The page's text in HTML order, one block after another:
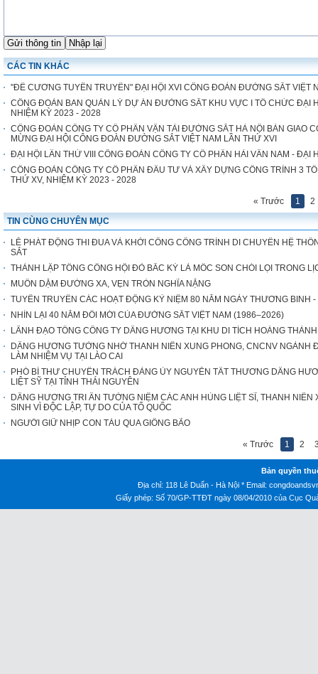
CÁC TIN KHÁC
"ĐỀ CƯƠNG TUYÊN TRUYỀN" ĐẠI HỘI XVI CÔNG ĐOÀN ĐƯỜNG SẮT VIỆT
CÔNG ĐOÀN BAN QUẢN LÝ DỰ ÁN ĐƯỜNG SẮT KHU VỰC I TỔ CHỨC ĐẠI
NHIỆM KỲ 2023 - 2028
CÔNG ĐOÀN CÔNG TY CỔ PHẦN VẬN TẢI ĐƯỜNG SẮT HÀ NỘI BÀN GIAO
MỪNG ĐẠI HỘI CÔNG ĐOÀN ĐƯỜNG SẮT VIỆT NAM LẦN THỨ XVI
ĐẠI HỘI LẦN THỨ VIII CÔNG ĐOÀN CÔNG TY CỔ PHẦN HẢI VÂN NAM - ĐẠI
CÔNG ĐOÀN CÔNG TY CỔ PHẦN ĐẦU TƯ VÀ XÂY DỰNG CÔNG TRÌNH 3
THỨ XV, NHIỆM KỲ 2023 - 2028
« Trước 1
2
TIN CÙNG CHUYÊN MỤC
LỄ PHÁT ĐỘNG THI ĐUA VÀ KHỞI CÔNG CÔNG TRÌNH DI CHUYỂN HỆ
SẮT
THÀNH LẬP TỔNG CÔNG HỘI ĐỎ BẮC KỲ LÀ MỐC SON CHÓI LỌI TRONG
MUÔN DẶM ĐƯỜNG XA, VẸN TRÒN NGHĨA NẶNG
TUYÊN TRUYỀN CÁC HOẠT ĐỘNG KỶ NIỆM 80 NĂM NGÀY THƯƠNG BINH
NHÌN LẠI 40 NĂM ĐỔI MỚI CỦA ĐƯỜNG SẮT VIỆT NAM (1986–2026)
LÃNH ĐẠO TỔNG CÔNG TY DÂNG HƯƠNG TẠI KHU DI TÍCH HOÀNG
DÂNG HƯƠNG TƯỞNG NHỚ THANH NIÊN XUNG PHONG, CNCNV NGÀNH
LÀM NHIỆM VỤ TẠI LÀO CAI
PHÓ BÍ THƯ CHUYÊN TRÁCH ĐẢNG ỦY NGUYỄN TẤT THƯƠNG DÂNG
LIỆT SỸ TẠI TỈNH THÁI NGUYÊN
DÂNG HƯƠNG TRI ÂN TƯỞNG NIỆM CÁC ANH HÙNG LIỆT SĨ, THANH
SINH VÌ ĐỘC LẬP, TỰ DO CỦA TỔ QUỐC
NGƯỜI GIỮ NHỊP CON TÀU QUA GIÔNG BÃO
« Trước 1 2
Bản quyền
Địa chỉ: 118 Lê Duẩn - Hà Nội * Email:
Giấy phép: Số 70/GP-TTĐT ngày 08/04/2010 của Cục